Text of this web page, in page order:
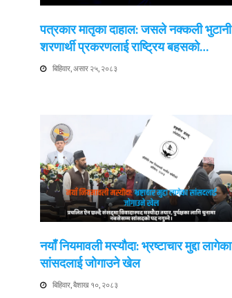
पत्रकार मातृका दाहाल: जसले नक्कली भुटानी
शरणार्थी प्रकरणलाई राष्ट्रिय बहसको…
बिहिवार, असार २५, २०८३
नयाँ नियमावली मस्यौदा: भ्रष्टाचार मुद्दा लागेका
सांसदलाई जोगाउने खेल
बिहिवार, बैशाख १०, २०८३